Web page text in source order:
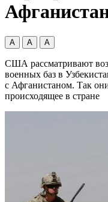
А А А
США рассматривают
военных баз в
с Афганистаном. Так
происходящее в стране